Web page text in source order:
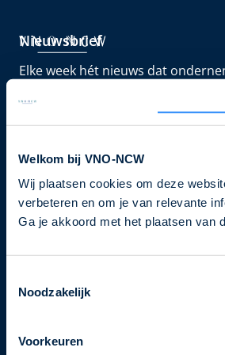
Welkom bij VNO-NCW
Wij plaatsen cookies om deze
verbeteren en om je van relevante
Ga je akkoord met het plaatsen van
Noodzakelijk
Voorkeuren
Nieuwsbrief
Elke week hét nieuws dat
je nu in voor de VNO-NCW
Schrijf je in
Direct naar
Ons verhaal
Bezuidenhoutseweg 12
T+31 70 349 03 49